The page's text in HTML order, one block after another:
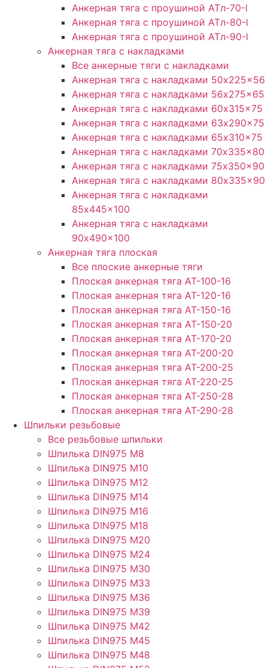
Анкерная тяга с проушиной ATл-70-l
Анкерная тяга с проушиной ATл-80-l
Анкерная тяга с проушиной ATл-90-l
Анкерная тяга с накладками
Все анкерные тяги с накладками
Анкерная тяга с накладками 50x225x56
Анкерная тяга с накладками 56x275x65
Анкерная тяга с накладками 60x315x75
Анкерная тяга с накладками 63x290x75
Анкерная тяга с накладками 65x310x75
Анкерная тяга с накладками 70x335x80
Анкерная тяга с накладками 75x350x90
Анкерная тяга с накладками 80x335x90
Анкерная тяга с накладками
85x445x100
Анкерная тяга с накладками
90x490x100
Анкерная тяга плоская
Все плоские анкерные тяги
Плоская анкерная тяга АТ-100-16
Плоская анкерная тяга АТ-120-16
Плоская анкерная тяга АТ-150-16
Плоская анкерная тяга АТ-150-20
Плоская анкерная тяга АТ-170-20
Плоская анкерная тяга АТ-200-20
Плоская анкерная тяга АТ-200-25
Плоская анкерная тяга АТ-220-25
Плоская анкерная тяга АТ-250-28
Плоская анкерная тяга АТ-290-28
Шпильки резьбовые
Все резьбовые шпильки
Шпилька DIN975 М8
Шпилька DIN975 М10
Шпилька DIN975 М12
Шпилька DIN975 М14
Шпилька DIN975 М16
Шпилька DIN975 М18
Шпилька DIN975 М20
Шпилька DIN975 М24
Шпилька DIN975 М30
Шпилька DIN975 М33
Шпилька DIN975 М36
Шпилька DIN975 М39
Шпилька DIN975 М42
Шпилька DIN975 М45
Шпилька DIN975 М48